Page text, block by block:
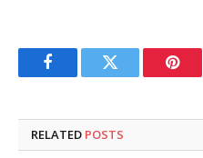
FacebookTwitter
RELATED POSTS